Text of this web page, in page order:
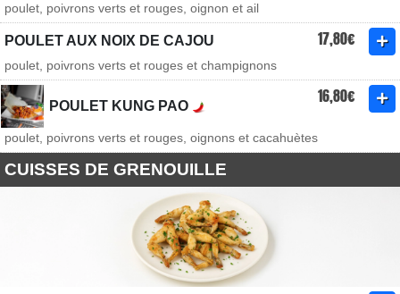
poulet, poivrons verts et rouges, oignon et ail
POULET AUX NOIX DE CAJOU 17,80€
poulet, poivrons verts et rouges et champignons
POULET KUNG PAO 16,80€
poulet, poivrons verts et rouges, oignons et cacahuètes
CUISSES DE GRENOUILLE